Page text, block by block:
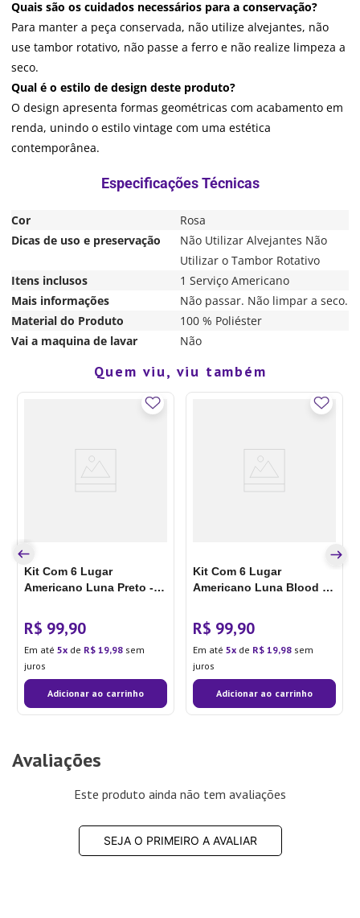
Quais são os cuidados necessários para a conservação?
Para manter a peça conservada, não utilize alvejantes, não
use tambor rotativo, não passe a ferro e não realize limpeza a
seco.
Qual é o estilo de design deste produto?
O design apresenta formas geométricas com acabamento em
renda, unindo o estilo vintage com uma estética
contemporânea.
Cor
Rosa
Dicas de uso e preservação
Não Utilizar Alvejantes Não
Utilizar o Tambor Rotativo
Itens inclusos
1 Serviço Americano
Mais informações
Não passar. Não limpar a seco.
Material do Produto
100 % Poliéster
Vai a maquina de lavar
Não
Quem viu, viu também
Kit Com 6 Lugar
Americano Luna Preto -
R$ 99,90
Em até 5 de R$ 19,98 sem
juros
Adicionar ao carrinho
Kit Com 6 Lugar
Americano Luna Blood -
R$ 99,90
Em até 5 de R$ 19,98 sem
juros
Adicionar ao carrinho
Avaliações
Este produto ainda não tem avaliações
SEJA O PRIMEIRO A AVALIAR